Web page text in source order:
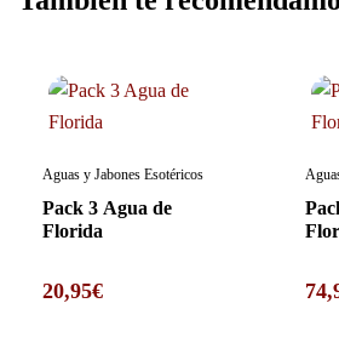
Aguas y Jabones Esotéricos
Pack 3 Agua de
Florida
20,95€